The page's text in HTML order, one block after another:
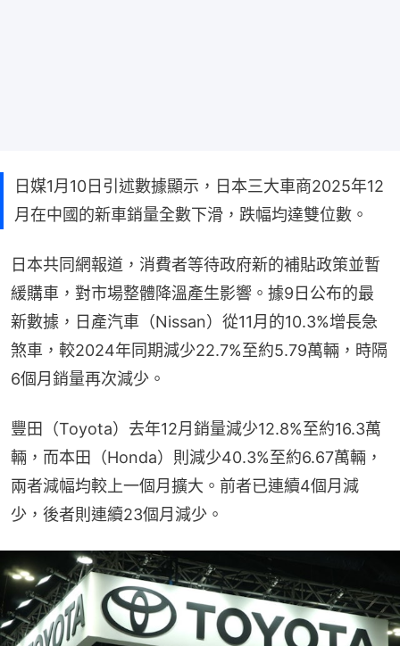
日媒1月10日引述數據顯示，日本三大車商2025年12
月在中國的新車銷量全數下滑，跌幅均達雙位數。
日本共同網報道，消費者等待政府新的補貼政策並暫
緩購車，對市場整體降溫產生影響。據9日公布的最
新數據，日產汽車（Nissan）從11月的10.3%增長急
煞車，較2024年同期減少22.7%至約5.79萬輛，時隔
6個月銷量再次減少。
豐田（Toyota）去年12月銷量減少12.8%至約16.3萬
輛，而本田（Honda）則減少40.3%至約6.67萬輛，
兩者減幅均較上一個月擴大。前者已連續4個月減
少，後者則連續23個月減少。